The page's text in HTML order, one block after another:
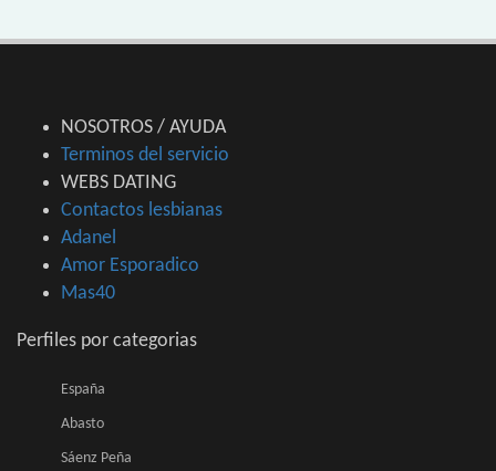
NOSOTROS / AYUDA
Terminos del servicio
WEBS DATING
Contactos lesbianas
Adanel
Amor Esporadico
Mas40
Perfiles por categorias
España
Abasto
Sáenz Peña